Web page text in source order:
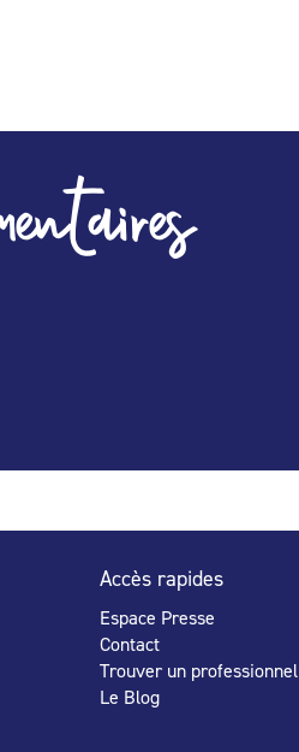
Accès rapides
Espace Presse
Contact
Trouver un professionnel
Le Blog